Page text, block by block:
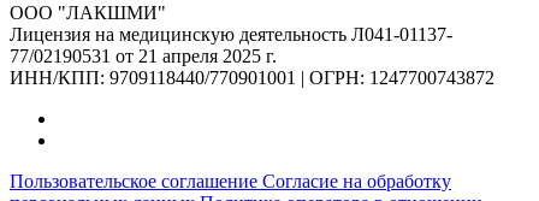
ООО "ЛАКШМИ"
Лицензия на медицинскую деятельность Л041-01137-
77/02190531 от 21 апреля 2025 г.
ИНН/КПП: 9709118440/770901001 | ОГРН: 1247700743872
Пользовательское соглашение Согласие на обработку